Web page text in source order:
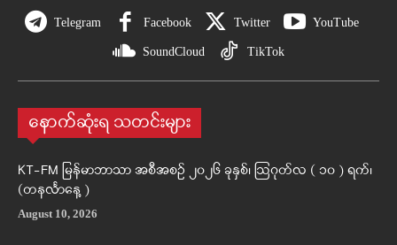
Telegram Facebook Twitter YouTube
SoundCloud TikTok
နောက်ဆုံးရ သတင်းများ
KT-FM မြန်မာဘာသာ အစီအစဉ် ၂၀၂၆ ခုနှစ်၊ ဩဂုတ်လ ( ၁၀ ) ရက်၊
(တနင်္လာနေ့ )
August 10, 2026